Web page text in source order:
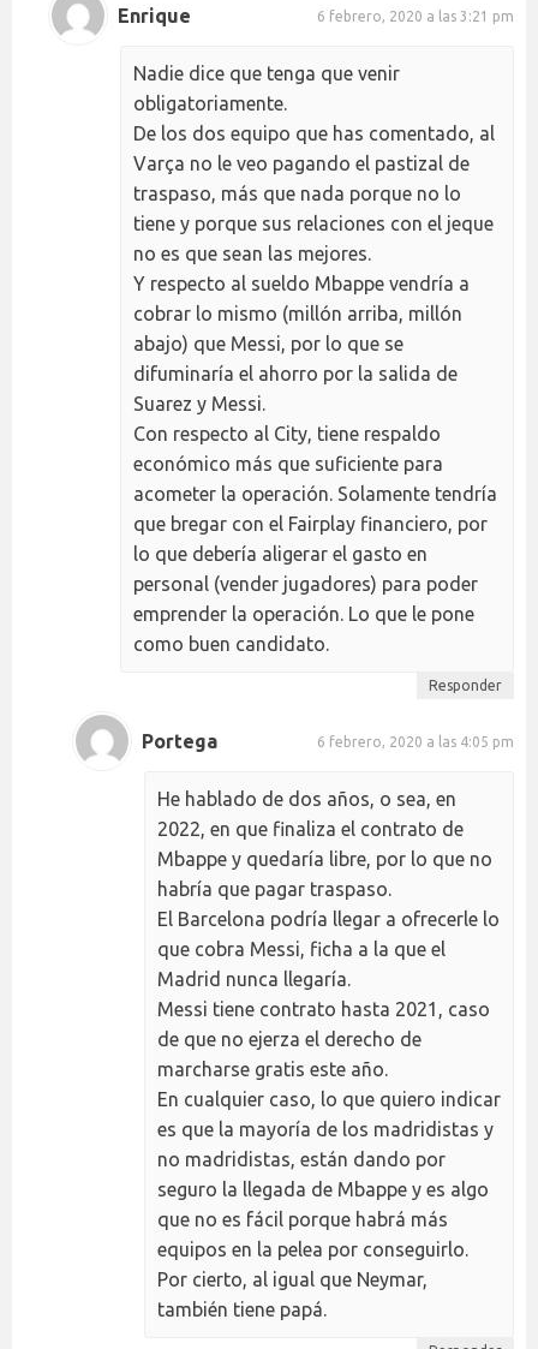
Enrique 6 febrero, 2020 a las 3:21 pm
Nadie dice que tenga que venir
obligatoriamente.
De los dos equipo que has comentado, al
Varça no le veo pagando el pastizal de
traspaso, más que nada porque no lo
tiene y porque sus relaciones con el jeque
no es que sean las mejores.
Y respecto al sueldo Mbappe vendría a
cobrar lo mismo (millón arriba, millón
abajo) que Messi, por lo que se
difuminaría el ahorro por la salida de
Suarez y Messi.
Con respecto al City, tiene respaldo
económico más que suficiente para
acometer la operación. Solamente tendría
que bregar con el Fairplay financiero, por
lo que debería aligerar el gasto en
personal (vender jugadores) para poder
emprender la operación. Lo que le pone
como buen candidato.
Responder
Portega 6 febrero, 2020 a las 4:05 pm
He hablado de dos años, o sea, en
2022, en que finaliza el contrato de
Mbappe y quedaría libre, por lo que no
habría que pagar traspaso.
El Barcelona podría llegar a ofrecerle lo
que cobra Messi, ficha a la que el
Madrid nunca llegaría.
Messi tiene contrato hasta 2021, caso
de que no ejerza el derecho de
marcharse gratis este año.
En cualquier caso, lo que quiero indicar
es que la mayoría de los madridistas y
no madridistas, están dando por
seguro la llegada de Mbappe y es algo
que no es fácil porque habrá más
equipos en la pelea por conseguirlo.
Por cierto, al igual que Neymar,
también tiene papá.